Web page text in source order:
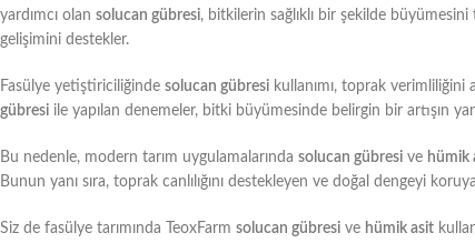
yardımcı olan solucan gübresi, bitkilerin sağlıklı bir şekilde büyümesini
gelişimini destekler.
Fasülye yetiştiriciliğinde solucan gübresi kullanımı, toprak verimliliğini
gübresi ile yapılan denemeler, bitki büyümesinde belirgin bir artışın
Bu nedenle, modern tarım uygulamalarında solucan gübresi ve hümik
Bunun yanı sıra, toprak canlılığını destekleyen ve doğal dengeyi
Siz de fasülye tarımında TeoxFarm solucan gübresi ve hümik asit